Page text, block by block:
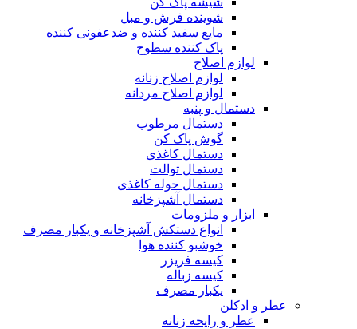
شوینده فرش و مبل
مایع سفید کننده و ضدعفونی کننده
پاک کننده سطوح
لوازم اصلاح
لوازم اصلاح زنانه
لوازم اصلاح مردانه
دستمال و پنبه
دستمال مرطوب
گوش پاک کن
دستمال کاغذی
دستمال توالت
دستمال حوله کاغذی
دستمال آشپزخانه
ابزار و ملزومات
انواع دستکش آشپزخانه و یکبار مصرف
خوشبو کننده هوا
کیسه فریزر
کیسه زباله
یکبار مصرف
عطر و ادکلن
عطر و رایحه زنانه